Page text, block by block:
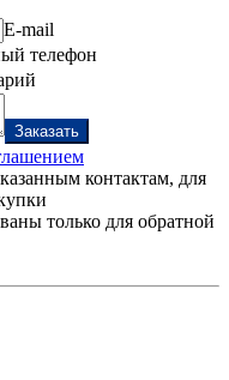
E-mail
телефон
Заказать
контактам, для
только для обратной